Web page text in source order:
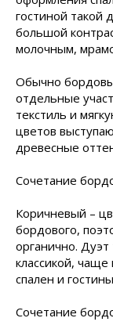
гостиной такой
большой
молочным,
Обычно
отдельные
текстиль и
цветов
древесные
Сочетание
Коричневый –
бордового,
органично.
классикой, чаще
спален и
Сочетание